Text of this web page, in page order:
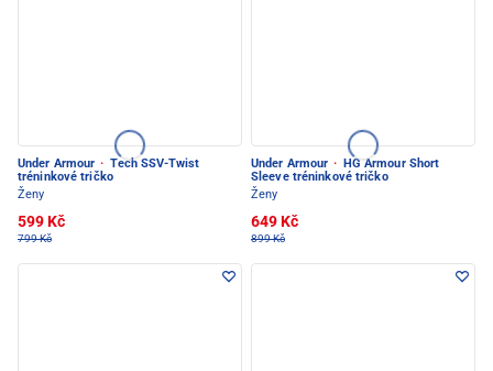
Under Armour · Tech SSV-Twist
tréninkové tričko
Ženy
599 Kč
799 Kč
Under Armour ·
HG Armour Short
Sleeve tréninkové tričko
Ženy
649 Kč
899 Kč